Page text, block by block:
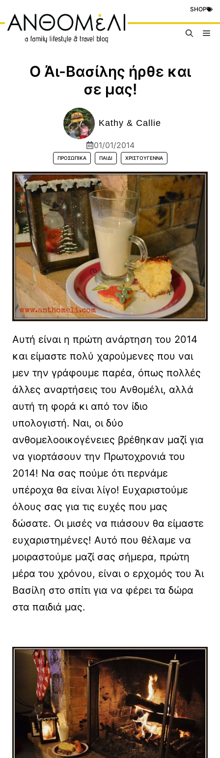
περιεχόμενο
SHOP
Ο Άι-Βασίλης ήρθε και
σε μας!
Kathy & Callie
01/01/2014
ΠΡΟΣΩΠΙΚΆ ΠΑΙΔΊ ΧΡΙΣΤΟΎΓΕΝΝΑ
Αυτή είναι η πρώτη ανάρτηση του 2014
και είμαστε πολύ χαρούμενες που ναι
μεν την γράφουμε παρέα, όπως πολλές
άλλες αναρτήσεις του Ανθομέλι, αλλά
αυτή τη φορά κι από τον ίδιο
υπολογιστή. Ναι, οι δύο
ανθομελοοικογένειες βρέθηκαν μαζί για
να γιορτάσουν την Πρωτοχρονιά του
2014! Να σας πούμε ότι περνάμε
υπέροχα θα είναι λίγο! Ευχαριστούμε
όλους σας για τις ευχές που μας
δώσατε. Οι μισές να πιάσουν θα είμαστε
ευχαριστημένες! Αυτό που θέλαμε να
μοιραστούμε μαζί σας σήμερα, πρώτη
μέρα του χρόνου, είναι ο ερχομός του Άι
Βασίλη στο σπίτι για να φέρει τα δώρα
στα παιδιά μας.